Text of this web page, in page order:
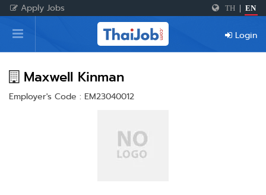
Apply Jobs TH EN
Home
Login
Register
Login
Maxwell Kinman
Employer's Code : EM23040012